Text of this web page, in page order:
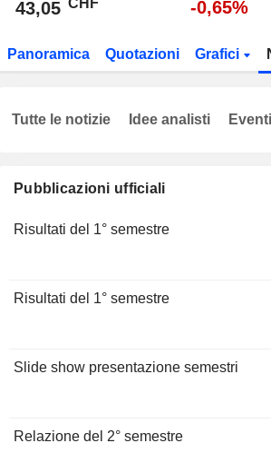
43,05 -0,65%
Panoramica Quotazioni Grafici
Pubblicazioni ufficiali
Risultati del 1° semestre
Risultati del 1° semestre
Slide show presentazione semestri
Relazione del 2° semestre
Tutte le notizie Idee analisti